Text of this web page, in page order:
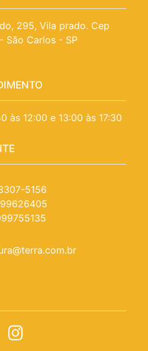
295, Vila prado. Cep
São Carlos - SP
às 12:00 e 13:00 às 17:30
5156